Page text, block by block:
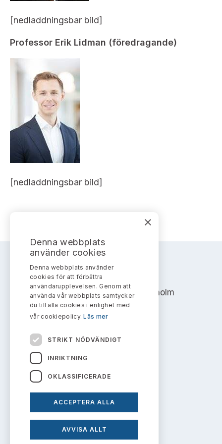
Huvudmän
Verksamhetsberättelser
Publikationer och anföranden
Sök uttalanden
Avgifter
Prenumerera
[nedladdningsbar bild]
Professor Erik Lidman (föredragande)
[nedladdningsbar bild]
AKTIEMARKNADSNÄMNDEN
Address: Box 7354, 103 90 Stockholm
info@aktiemarknadsnamnden.se
Om innehållet
Om webbplatsen
×
Denna webbplats
använder cookies
Denna webbplats använder
cookies för att förbättra
användarupplevelsen. Genom att
använda vår webbplats samtycker
du till alla cookies i enlighet med
vår cookiepolicy.Läs mer
STRIKT NÖDVÄNDIGT
INRIKTNING
OKLASSIFICERADE
ACCEPTERA ALLA
AVVISA ALLT